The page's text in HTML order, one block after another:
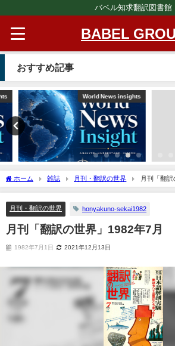
バベル知求翻訳図書館
BABEL
おすすめ記事
World News insights
ホーム 雑誌 月刊・翻訳の世界 月刊「翻訳
月刊・翻訳の世界 honyakuno-sekai1982
月刊「翻訳の世界」1982年7月
1982年7月1日 2021年12月13日